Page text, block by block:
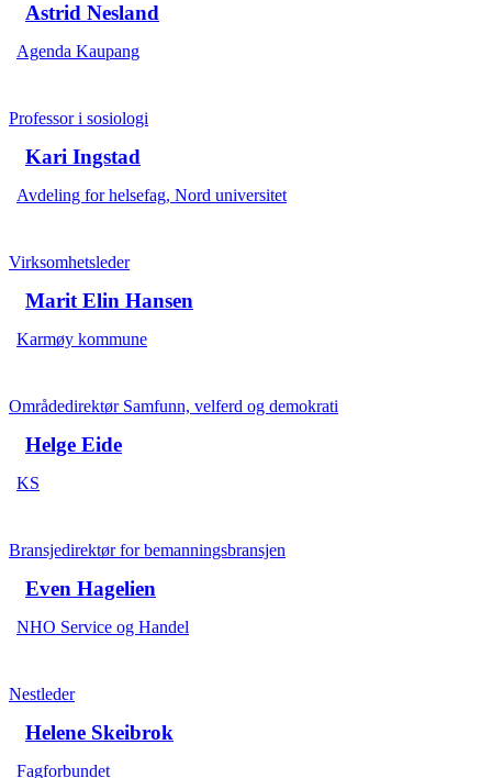
Astrid Nesland
Agenda Kaupang
Professor i sosiologi
Kari Ingstad
Avdeling for helsefag, Nord universitet
Virksomhetsleder
Marit Elin Hansen
Karmøy kommune
Områdedirektør Samfunn, velferd og demokrati
Helge Eide
KS
Bransjedirektør for bemanningsbransjen
Even Hagelien
NHO Service og Handel
Nestleder
Helene Skeibrok
Fagforbundet